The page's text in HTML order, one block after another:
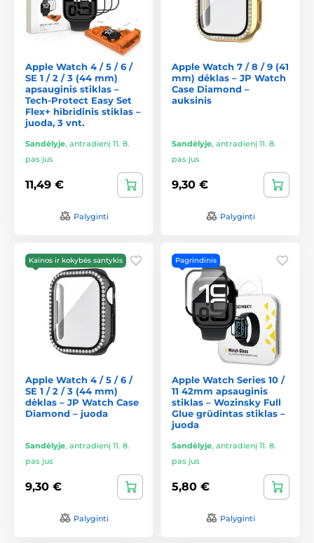
Apple Watch 4 / 5 / 6 /
SE 1 / 2 / 3 (44 mm)
apsauginis stiklas –
Tech-Protect Easy Set
Flex+ hibridinis stiklas –
juoda, 3 vnt.
Sandėlyje, antradienį 11. 8.
pas jus
11,49 €
Palyginti
Apple Watch 7 / 8 / 9 (41
mm) dėklas – JP Watch
Case Diamond –
auksinis
Sandėlyje, antradienį 11. 8.
pas jus
9,30 €
Palyginti
Kainos ir kokybės santykis
Apple Watch 4 / 5 / 6 /
SE 1 / 2 / 3 (44 mm)
dėklas – JP Watch Case
Diamond – juoda
Sandėlyje, antradienį 11. 8.
pas jus
9,30 €
Palyginti
Pagrindinis
Apple Watch Series 10 /
11 42mm apsauginis
stiklas – Wozinsky Full
Glue grūdintas stiklas –
juoda
Sandėlyje, antradienį 11. 8.
pas jus
5,80 €
Palyginti